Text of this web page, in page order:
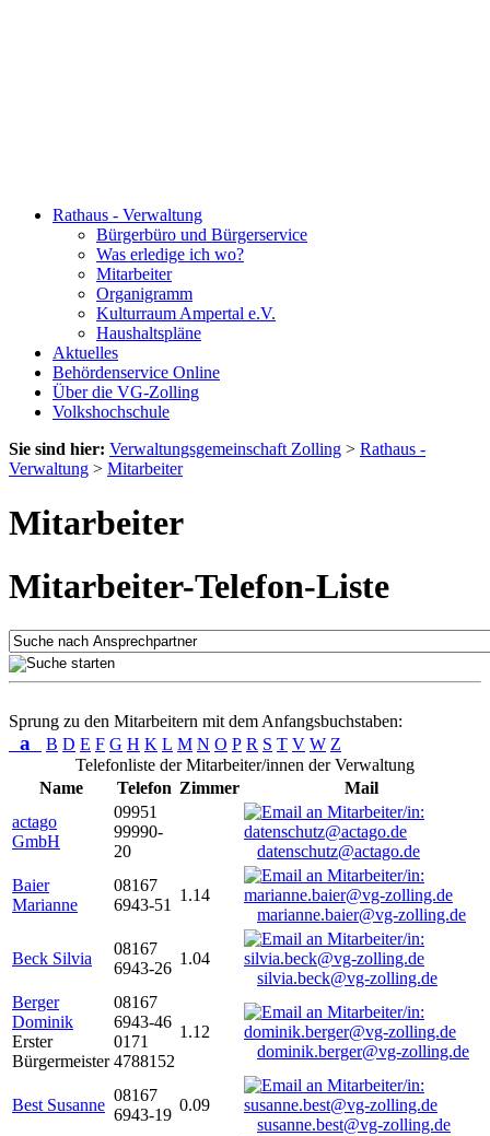
Rathaus - Verwaltung
Bürgerbüro und Bürgerservice
Was erledige ich wo?
Mitarbeiter
Organigramm
Kulturraum Ampertal e.V.
Haushaltspläne
Aktuelles
Behördenservice Online
Über die VG-Zolling
Volkshochschule
Sie sind hier: Verwaltungsgemeinschaft Zolling > Rathaus -
Verwaltung > Mitarbeiter
Mitarbeiter
Mitarbeiter-Telefon-Liste
Sprung zu den Mitarbeitern mit dem Anfangsbuchstaben:
a B D E F G H K L M N O P R S T V W Z
Telefonliste der Mitarbeiter/innen der Verwaltung
Name
Telefon Zimmer
Mail
actago
GmbH
09951
99990-
20
datenschutz@actago.de
Baier
Marianne
08167
6943-51
1.14
marianne.baier@vg-zolling.de
Beck Silvia
08167
6943-26
1.04
silvia.beck@vg-zolling.de
Berger
Dominik
Erster
Bürgermeister
08167
6943-46
0171
4788152
1.12
dominik.berger@vg-zolling.de
Best Susanne
08167
6943-19
0.09
susanne.best@vg-zolling.de